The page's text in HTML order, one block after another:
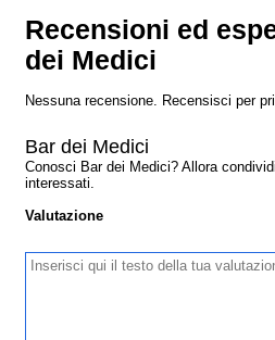
Recensioni ed
dei Medici
Nessuna recensione. Recensisci per
Bar dei Medici
Conosci Bar dei Medici? Allora
interessati.
Valutazione